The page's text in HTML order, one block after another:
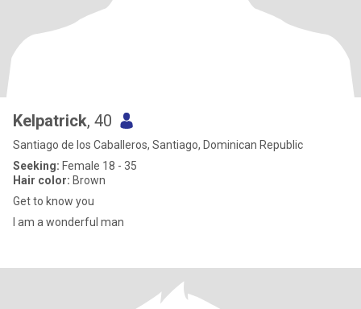
Kelpatrick, 40
Santiago de los Caballeros, Santiago, Dominican Republic
Seeking: Female 18 - 35
Hair color: Brown
Get to know you
I am a wonderful man